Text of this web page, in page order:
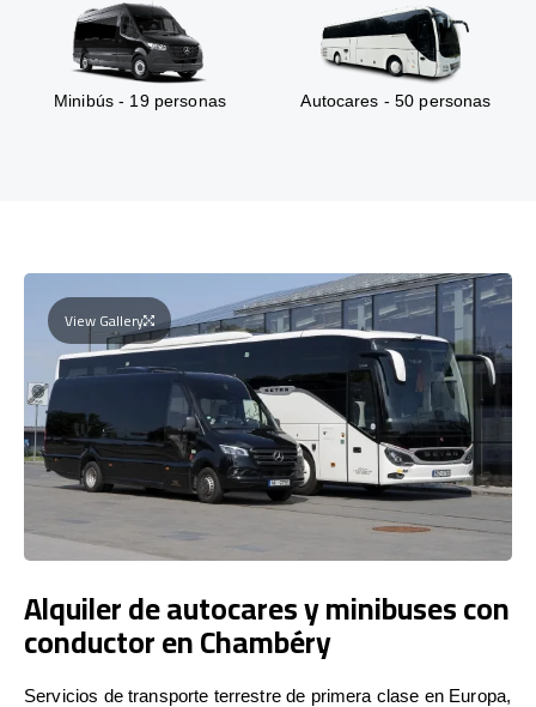
Minibús - 19 personas Autocares - 50 personas
View Gallery
Alquiler de autocares y minibuses con
conductor en Chambéry
Servicios de transporte terrestre de primera clase en Europa,